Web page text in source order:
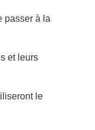
passer à la
et leurs
le